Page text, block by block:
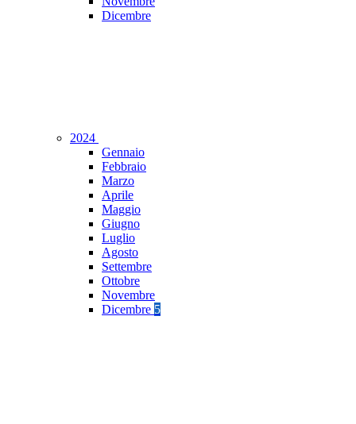
Dicembre
2024
Gennaio
Febbraio
Marzo
Aprile
Maggio
Giugno
Luglio
Agosto
Settembre
Ottobre
Novembre
Dicembre 5